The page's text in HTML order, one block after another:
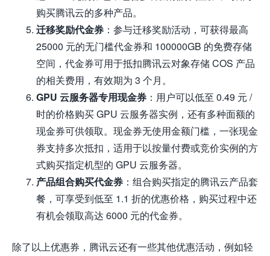
购买腾讯云的多种产品。
迁移奖励代金券 ：参与迁移奖励活动，可获得最高
25000 元的无门槛代金券和 100000GB 的免费存储
空间，代金券可用于抵扣腾讯云对象存储 COS 产品
的相关费用，有效期为 3 个月。
GPU 云服务器专用现金券 ：用户可以低至 0.49 元 /
时的价格购买 GPU 云服务器实例，还有多种面额的
现金券可供领取。现金券无使用金额门槛，一张现金
券支持多次抵扣，适用于以按量付费或竞价实例的方
式购买指定机型的 GPU 云服务器。
产品组合购买代金券 ：组合购买指定的腾讯云产品套
餐，可享受到低至 1.1 折的优惠价格，购买过程中还
有机会领取高达 6000 元的代金券。
除了以上优惠券，腾讯云还有一些其他优惠活动，例如轻